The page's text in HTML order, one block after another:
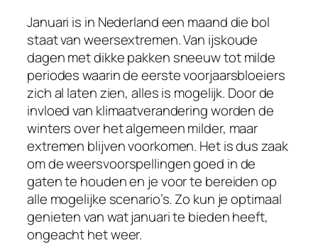
Januari is in Nederland een maand die bol
staat van weersextremen. Van ijskoude
dagen met dikke pakken sneeuw tot milde
periodes waarin de eerste voorjaarsbloeiers
zich al laten zien, alles is mogelijk. Door de
invloed van klimaatverandering worden de
winters over het algemeen milder, maar
extremen blijven voorkomen. Het is dus zaak
om de weersvoorspellingen goed in de
gaten te houden en je voor te bereiden op
alle mogelijke scenario’s. Zo kun je optimaal
genieten van wat januari te bieden heeft,
ongeacht het weer.